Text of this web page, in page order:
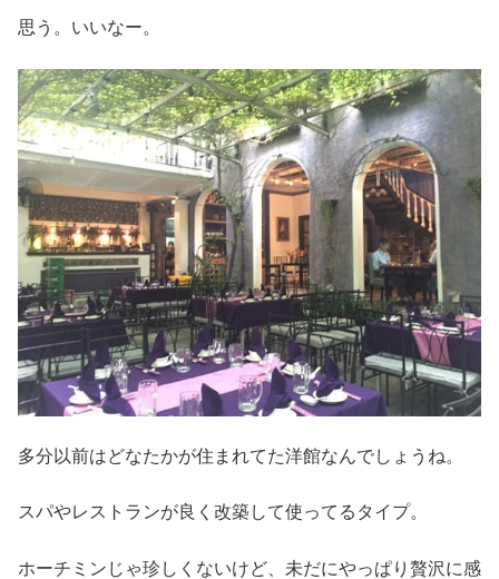
思う。いいなー。
多分以前はどなたかが住まれてた洋館なんでしょうね。
スパやレストランが良く改築して使ってるタイプ。
ホーチミンじゃ珍しくないけど、未だにやっぱり贅沢に感